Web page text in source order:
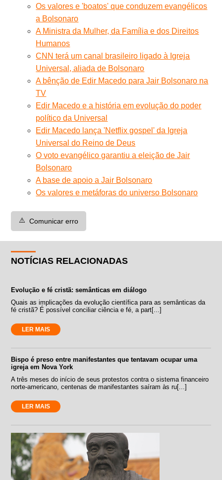
Os valores e 'boatos' que conduzem evangélicos
a Bolsonaro
A Ministra da Mulher, da Família e dos Direitos
Humanos
CNN terá um canal brasileiro ligado à Igreja
Universal, aliada de Bolsonaro
A bênção de Edir Macedo para Jair Bolsonaro na
TV
Edir Macedo e a história em evolução do poder
político da Universal
Edir Macedo lança 'Netflix gospel' da Igreja
Universal do Reino de Deus
O voto evangélico garantiu a eleição de Jair
Bolsonaro
A base de apoio a Jair Bolsonaro
Os valores e metáforas do universo Bolsonaro
⚠️ Comunicar erro
NOTÍCIAS RELACIONADAS
Evolução e fé cristã: semânticas em diálogo
Quais as implicações da evolução científica para as semânticas da
fé cristã? É possível conciliar ciência e fé, a part[...]
LER MAIS
Bispo é preso entre manifestantes que tentavam ocupar uma
igreja em Nova York
A três meses do início de seus protestos contra o sistema financeiro
norte-americano, centenas de manifestantes saíram às ru[...]
LER MAIS